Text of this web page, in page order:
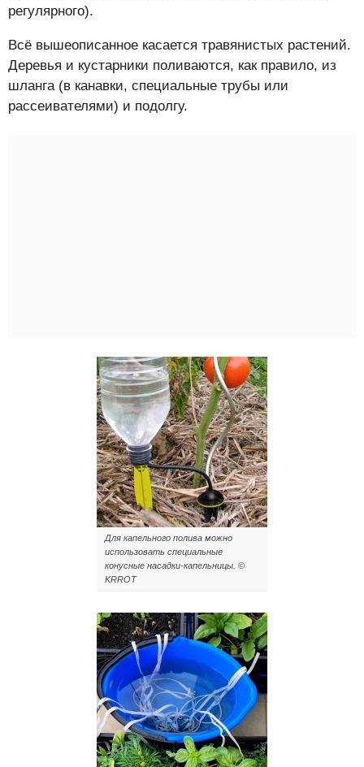
регулярного).
Всё вышеописанное касается травянистых растений.
Деревья и кустарники поливаются, как правило, из
шланга (в канавки, специальные трубы или
рассеивателями) и подолгу.
Для капельного полива можно
использовать специальные
конусные насадки-капельницы. ©
KRROT